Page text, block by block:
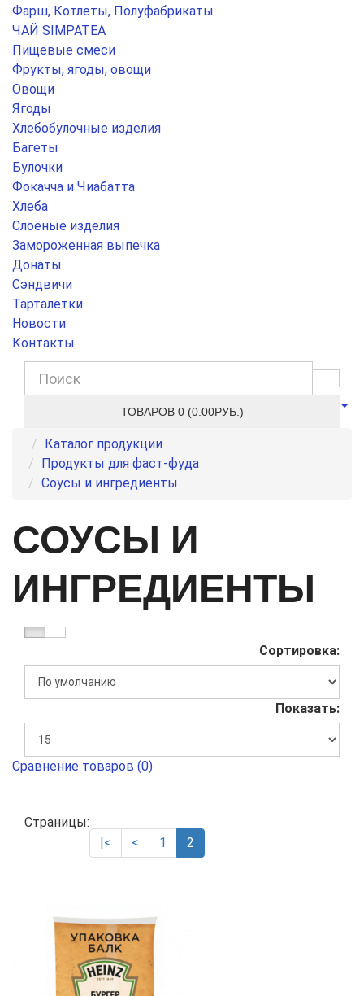
Фарш, Котлеты, Полуфабрикаты
ЧАЙ SIMPATEA
Пищевые смеси
Фрукты, ягоды, овощи
Овощи
Ягоды
Хлебобулочные изделия
Багеты
Булочки
Фокачча и Чиабатта
Хлеба
Слоёные изделия
Замороженная выпечка
Донаты
Сэндвичи
Тарталетки
Новости
Контакты
ТОВАРОВ 0 (0.00РУБ.)
Каталог продукции
Продукты для фаст-фуда
Соусы и ингредиенты
СОУСЫ И
ИНГРЕДИЕНТЫ
Сортировка:
Показать:
Сравнение товаров (0)
Страницы:
|<
< 1 2